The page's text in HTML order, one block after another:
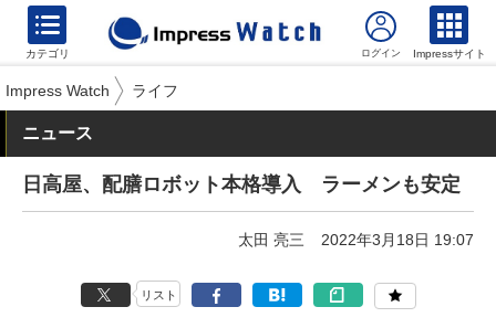
カテゴリ Impressサイト
Impress Watch ライフ
ニュース
日高屋、配膳ロボット本格導入 ラーメンも安定
太田 亮三 2022年3月18日 19:07
リスト